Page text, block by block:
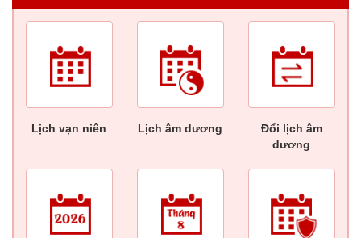
Lịch vạn niên Lịch âm dương
Đổi lịch âm
dương